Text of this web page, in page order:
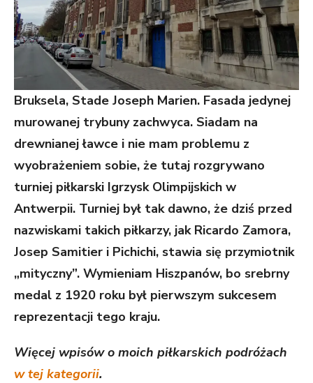
Bruksela, Stade Joseph Marien. Fasada jedynej
murowanej trybuny zachwyca. Siadam na
drewnianej ławce i nie mam problemu z
wyobrażeniem sobie, że tutaj rozgrywano
turniej piłkarski Igrzysk Olimpijskich w
Antwerpii. Turniej był tak dawno, że dziś przed
nazwiskami takich piłkarzy, jak Ricardo Zamora,
Josep Samitier i Pichichi, stawia się przymiotnik
„mityczny”. Wymieniam Hiszpanów, bo srebrny
medal z 1920 roku był pierwszym sukcesem
reprezentacji tego kraju.
Więcej wpisów o moich piłkarskich podróżach
w tej kategorii.